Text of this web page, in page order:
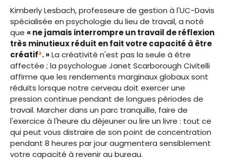
Kimberly Lesbach, professeure de gestion à l'UC-Davis
spécialisée en psychologie du lieu de travail, a noté
que « ne jamais interrompre un travail de réflexion
très minutieux réduit en fait votre capacité à être
créatif². »La créativité n'est pas la seule à être
affectée ; la psychologue Janet Scarborough Civitelli
affirme que les rendements marginaux globaux sont
réduits lorsque notre cerveau doit exercer une
pression continue pendant de longues périodes de
travail. Marcher dans un parc tranquille, faire de
l'exercice à l'heure du déjeuner ou lire un livre : tout ce
qui peut vous distraire de son point de concentration
pendant 8 heures par jour augmentera sensiblement
votre capacité à revenir au bureau.